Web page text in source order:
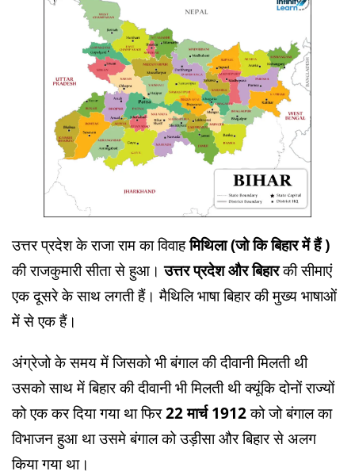
उत्तर प्रदेश के राजा राम का विवाहमिथिला (जो कि बिहार में हैं )
की राजकुमारी सीता से हुआ।उत्तर प्रदेश और बिहारकी सीमाएं
एक दूसरे के साथ लगती हैं। मैथिलि भाषा बिहार की मुख्य भाषाओं
में से एक हैं।
अंग्रेजो के समय में जिसको भी बंगाल की दीवानी मिलती थी
उसको साथ में बिहार की दीवानी भी मिलती थी क्यूंकि दोनों राज्यों
को एक कर दिया गया था फिर22 मार्च 1912को जो बंगाल का
विभाजन हुआ था उसमे बंगाल को उड़ीसा और बिहार से अलग
किया गया था।